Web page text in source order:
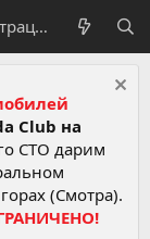
Регистрация
Club на
СТО дарим
(Смотра).